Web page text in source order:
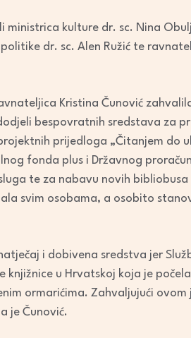
ministrica kulture dr. sc. Nina
dr. sc. Alen Ružić te
Kristina Čunović
bespovratnih sredstava za
prijedloga „Čitanjem do
fonda plus i Državnog
te za nabavu novih
svim osobama, a osobito
i dobivena sredstva jer
u Hrvatskoj koja je počela
ormarićima. Zahvaljujući
je Čunović.